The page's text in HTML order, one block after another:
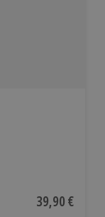
Aktueller
39,90 €